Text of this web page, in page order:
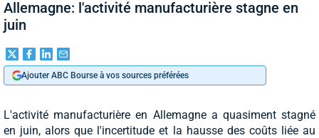
Allemagne: l'activité manufacturière stagne en
juin
Ajouter ABC Bourse à vos sources préférées
L'activité manufacturière en Allemagne a quasiment stagné
en juin, alors que l'incertitude et la hausse des coûts liée au